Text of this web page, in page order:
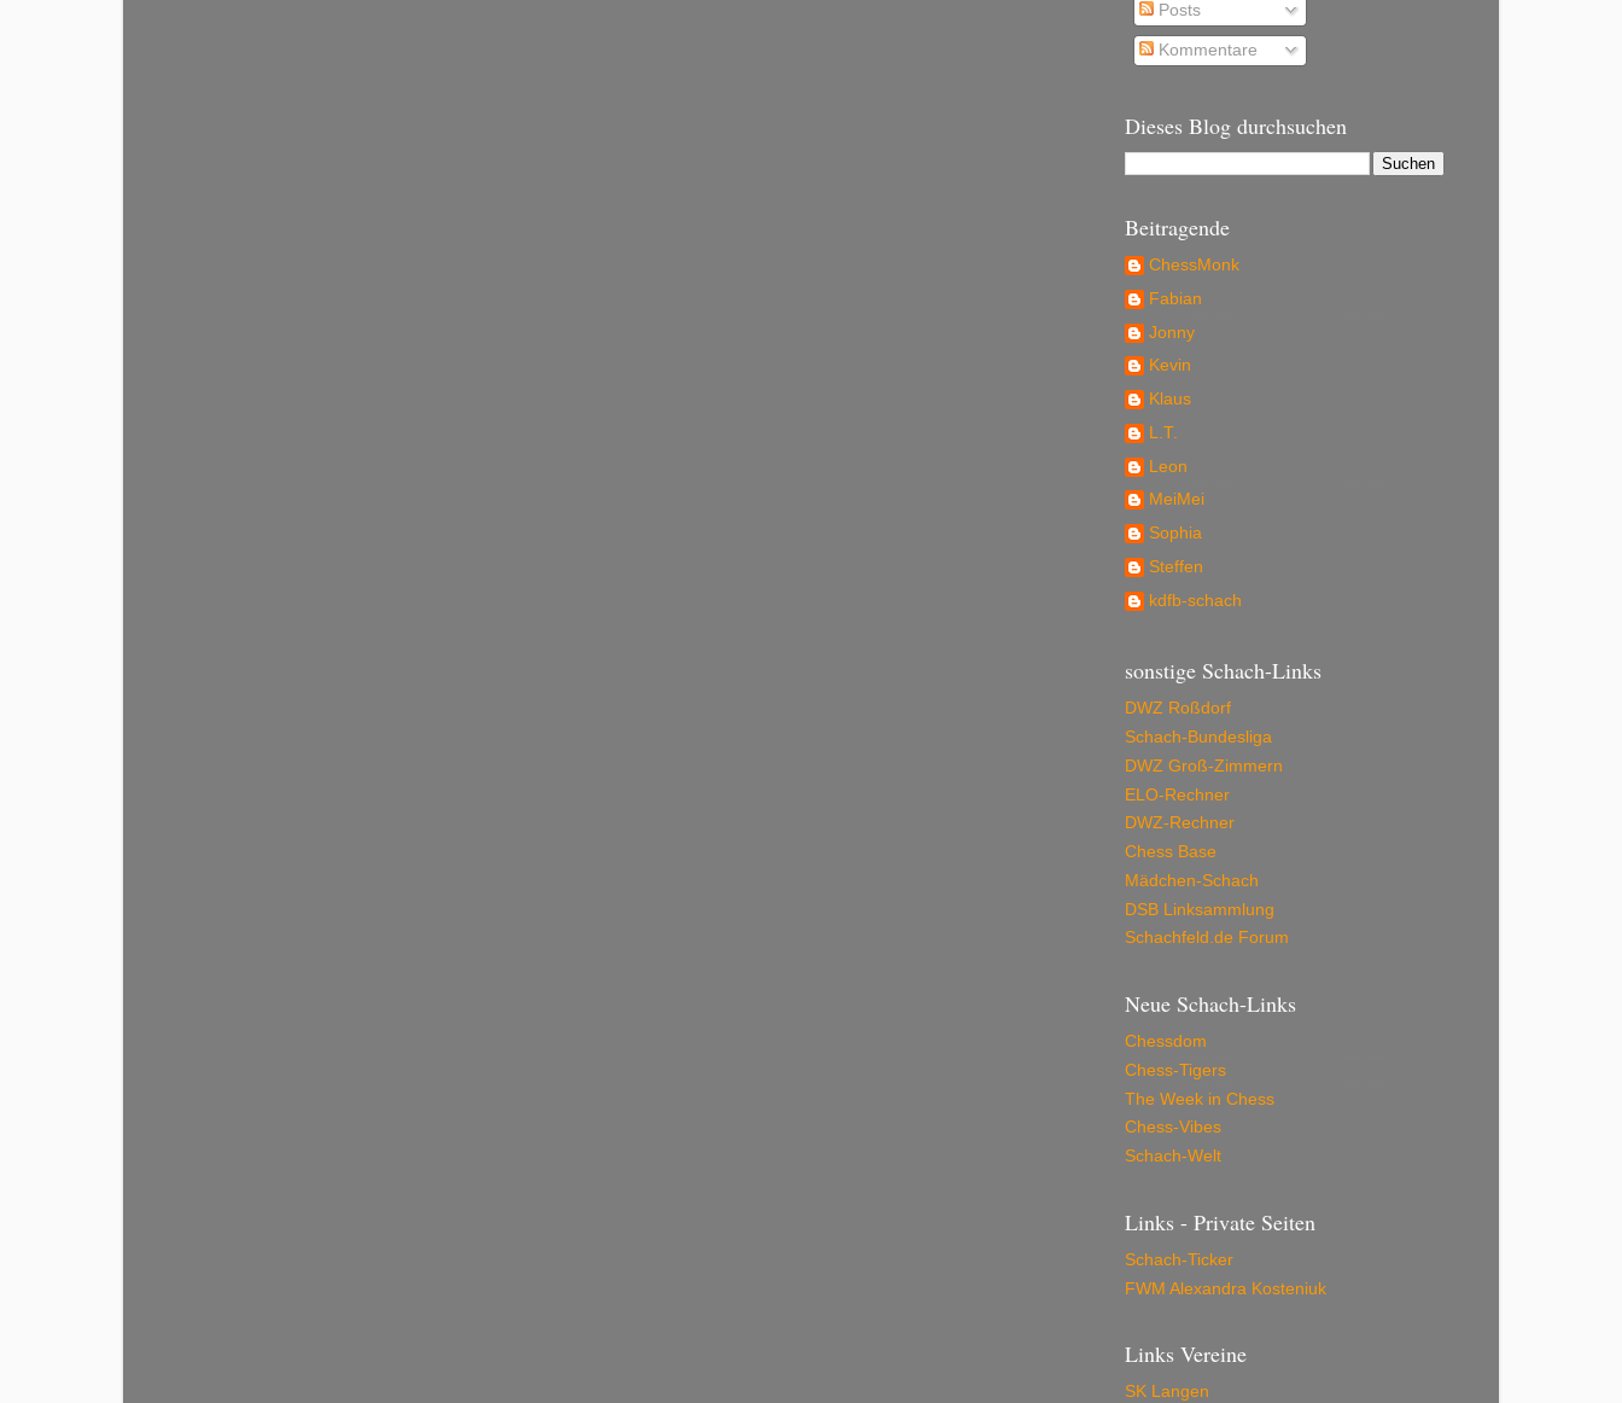
Posts
Kommentare
Dieses Blog durchsuchen
Beitragende
ChessMonk
Fabian
Jonny
Kevin
Klaus
L.T.
Leon
MeiMei
Sophia
Steffen
kdfb-schach
sonstige Schach-Links
DWZ Roßdorf
Schach-Bundesliga
DWZ Groß-Zimmern
ELO-Rechner
DWZ-Rechner
Chess Base
Mädchen-Schach
DSB Linksammlung
Schachfeld.de Forum
Neue Schach-Links
Chessdom
Chess-Tigers
The Week in Chess
Chess-Vibes
Schach-Welt
Links - Private Seiten
Schach-Ticker
FWM Alexandra Kosteniuk
Links Vereine
SK Langen